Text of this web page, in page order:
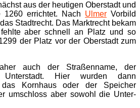
aus der heutigen Oberstadt und
1260 errichtet. Nach Ulmer Vorbild
Stadtrecht. Das Marktrecht bekam
aber schnell an Platz und so
der Platz vor der Oberstadt zum
auch der Straßenname, der
Hier wurden dann
Kornhaus oder der Speicher
umschloss aber sowohl die Unter-